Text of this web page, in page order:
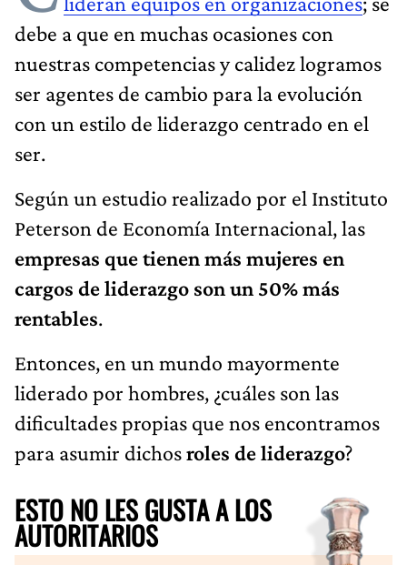
debe a que en muchas ocasiones con
nuestras competencias y calidez logramos
ser agentes de cambio para la evolución
con un estilo de liderazgo centrado en el
ser.
Según un estudio realizado por el Instituto
Peterson de Economía Internacional, las
empresas que tienen más mujeres en
cargos de liderazgo son un 50% más
rentables.
Entonces, en un mundo mayormente
liderado por hombres, ¿cuáles son las
dificultades propias que nos encontramos
para asumir dichosroles de liderazgo?
ESTO NO LES GUSTA A LOS
AUTORITARIOS